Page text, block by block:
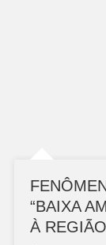
“BAIXA
À REGIÃO